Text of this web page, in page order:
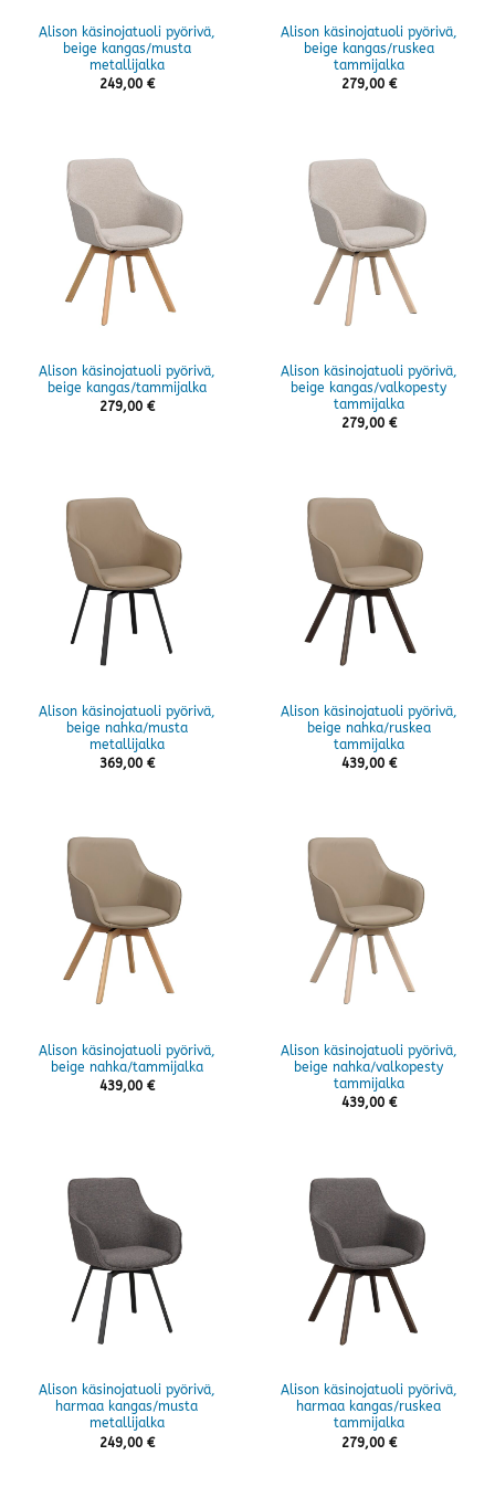
Alison käsinojatuoli pyörivä,
beige kangas/musta
metallijalka
249,00 €
Alison käsinojatuoli pyörivä,
beige kangas/ruskea
tammijalka
279,00 €
Alison käsinojatuoli pyörivä,
beige kangas/tammijalka
279,00 €
Alison käsinojatuoli pyörivä,
beige kangas/valkopesty
tammijalka
279,00 €
Alison käsinojatuoli pyörivä,
beige nahka/musta
metallijalka
369,00 €
Alison käsinojatuoli pyörivä,
beige nahka/ruskea
tammijalka
439,00 €
Alison käsinojatuoli pyörivä,
beige nahka/tammijalka
439,00 €
Alison käsinojatuoli pyörivä,
beige nahka/valkopesty
tammijalka
439,00 €
Alison käsinojatuoli pyörivä,
harmaa kangas/musta
metallijalka
249,00 €
Alison käsinojatuoli pyörivä,
harmaa kangas/ruskea
tammijalka
279,00 €